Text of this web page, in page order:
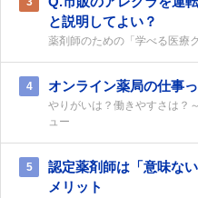
と説明してよい？
薬剤師のための「学べる医療ク
4 オンライン薬局の仕事
やりがいは？働きやすさは？
ュー
5
認定薬剤師は「意味な
メリット